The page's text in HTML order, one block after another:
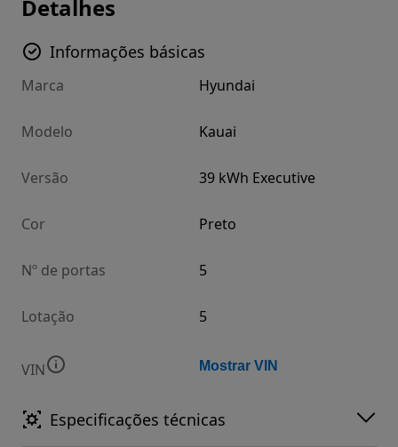
Detalhes
Informações básicas
Marca Hyundai
Modelo Kauai
Versão 39 kWh Executive
Cor Preto
Nº de portas 5
Lotação 5
VIN Mostrar VIN
Especificações técnicas